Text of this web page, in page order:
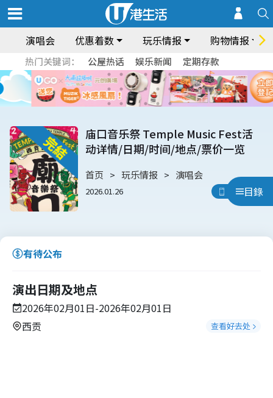
演唱会 优惠着数 玩乐情报 购物情报
热门关键词： 公屋热话 娱乐新闻 定期存款
目錄
庙口音乐祭 Temple Music Fest活
动详情/日期/时间/地点/票价一览
首页 玩乐情报 演唱会
2026.01.26 用App睇
有待公布
演出日期及地点
2026年02月01日-2026年02月01日
西贡
查看好去处